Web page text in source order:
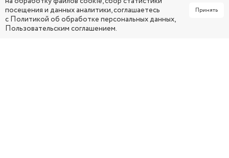
mail@yakcsm.ru
ПН - ЧТ 09:00 ч. – 18:00 ч. (обед: 13:00 ч. – 14:00 ч.)
посещения и данных аналитики, соглашаетесь
сПолитикой об обработке персональных данных,
Пользовательским соглашением.
Принять